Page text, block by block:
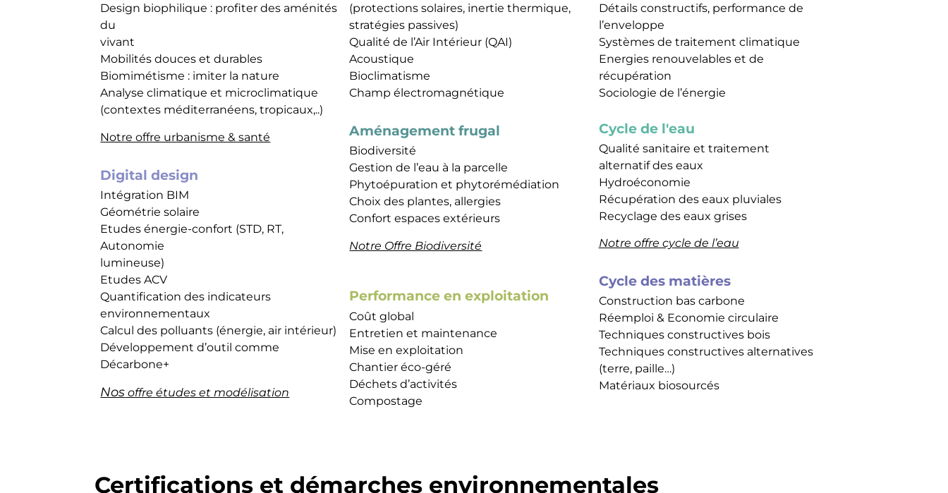
Design biophilique : profiter des aménités
du
vivant
Mobilités douces et durables
Biomimétisme : imiter la nature
Analyse climatique et microclimatique
(contextes méditerranéens, tropicaux,..)
Notre offre urbanisme & santé
Digital design
Intégration BIM
Géométrie solaire
Etudes énergie-confort (STD, RT,
Autonomie
lumineuse)
Etudes ACV
Quantification des indicateurs
environnementaux
Calcul des polluants (énergie, air intérieur)
Développement d’outil comme
Décarbone+
Nos offre études et modélisation
(protections solaires, inertie thermique,
stratégies passives)
Qualité de l’Air Intérieur (QAI)
Acoustique
Bioclimatisme
Champ électromagnétique
Aménagement frugal
Biodiversité
Gestion de l’eau à la parcelle
Phytoépuration et phytorémédiation
Choix des plantes, allergies
Confort espaces extérieurs
Notre Offre Biodiversité
Performance en exploitation
Coût global
Entretien et maintenance
Mise en exploitation
Chantier éco-géré
Déchets d’activités
Compostage
Détails constructifs, performance de
l’enveloppe
Systèmes de traitement climatique
Energies renouvelables et de
récupération
Sociologie de l’énergie
Cycle de l'eau
Qualité sanitaire et traitement
alternatif des eaux
Hydroéconomie
Récupération des eaux pluviales
Recyclage des eaux grises
Notre offre cycle de l’eau
Cycle des matières
Construction bas carbone
Réemploi & Economie circulaire
Techniques constructives bois
Techniques constructives alternatives
(terre, paille…)
Matériaux biosourcés
Certifications et démarches environnementales